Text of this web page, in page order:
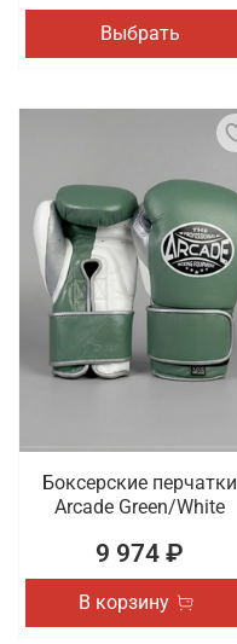
Выбрать
Боксерские перчатки
Arcade Green/White
9 974 ₽
В корзину